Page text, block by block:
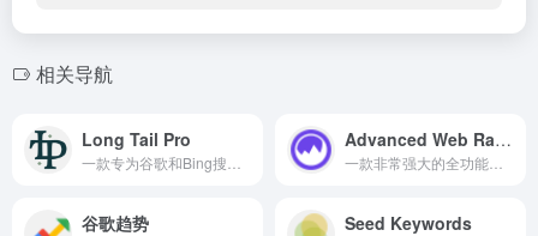
相关导航
Long Tail Pro Advanced Web Ranking
谷歌趋势 Seed Keywords